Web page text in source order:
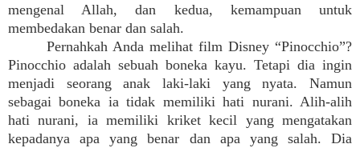
mengenal Allah, dan kedua, kemampuan untuk
membedakan benar dan salah.
Pernahkah Anda melihat film Disney “Pinocchio”?
Pinocchio adalah sebuah boneka kayu. Tetapi dia ingin
menjadi seorang anak laki-laki yang nyata. Namun
sebagai boneka ia tidak memiliki hati nurani. Alih-alih
hati nurani, ia memiliki kriket kecil yang mengatakan
kepadanya apa yang benar dan apa yang salah. Dia